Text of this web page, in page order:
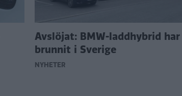
Avslöjat: BMW-laddhybrid har
brunnit i Sverige
NYHETER